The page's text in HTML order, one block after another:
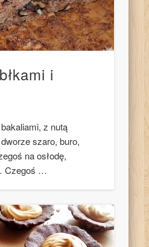
i
z nutą
szaro, buro,
na osłodę,
Czegoś …